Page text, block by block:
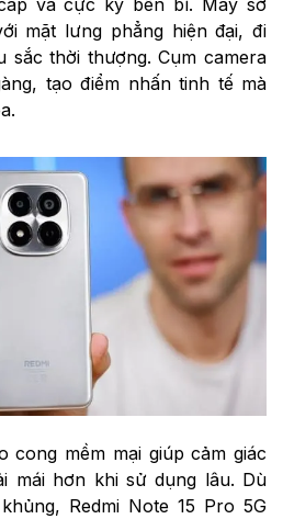
và cực kỳ bền bỉ. Máy sở
mặt lưng phẳng hiện đại, đi
sắc thời thượng. Cụm camera
tạo điểm nhấn tinh tế mà
cong mềm mại giúp cảm giác
mái hơn khi sử dụng lâu. Dù
Redmi Note 15 Pro 5G